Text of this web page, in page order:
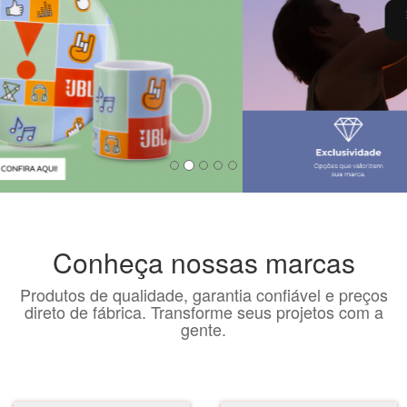
Conheça nossas marcas
Produtos de qualidade, garantia confiável e preços
direto de fábrica. Transforme seus projetos com a
gente.